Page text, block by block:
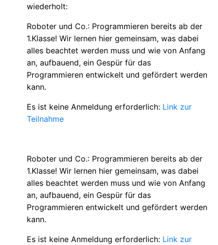
wiederholt:
Roboter und Co.: Programmieren bereits ab der
1.Klasse! Wir lernen hier gemeinsam, was dabei
alles beachtet werden muss und wie von Anfang
an, aufbauend, ein Gespür für das
Programmieren entwickelt und gefördert werden
kann.
Es ist keine Anmeldung erforderlich: Link zur
Teilnahme
Roboter und Co.: Programmieren bereits ab der
1.Klasse! Wir lernen hier gemeinsam, was dabei
alles beachtet werden muss und wie von Anfang
an, aufbauend, ein Gespür für das
Programmieren entwickelt und gefördert werden
kann.
Es ist keine Anmeldung erforderlich: Link zur